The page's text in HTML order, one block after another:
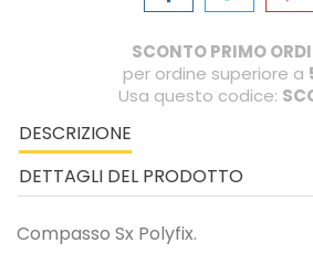
SCONTO PRIMO
per ordine superiore a
Usa questo codice:
DESCRIZIONE
DETTAGLI DEL PRODOTTO
Compasso Sx Polyfix.